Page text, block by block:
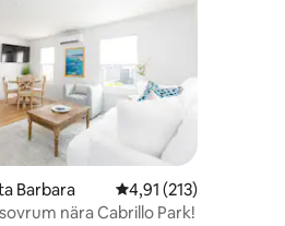
Barbara 4,91 av 5 i
4,91 (213)
nära Cabrillo Park!